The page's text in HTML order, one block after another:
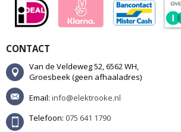
CONTACT
Van de Veldeweg 52, 6562 WH,
Groesbeek (geen afhaaladres)
Email: info@elektrooke.nl
Telefoon: 075 641 1790